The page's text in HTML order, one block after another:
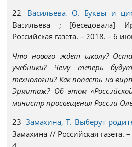
22. Васильева, О. Буквы и
Васильева ; [беседовала]
Российская газета. – 2018. – 6
Что нового ждет школу?
учебники? Чему теперь
технологии? Как попасть на
Эрмитаж? Об этом «Российской
министр просвещения России
23. Замахина, Т. Выберут
Замахина // Российская газета.